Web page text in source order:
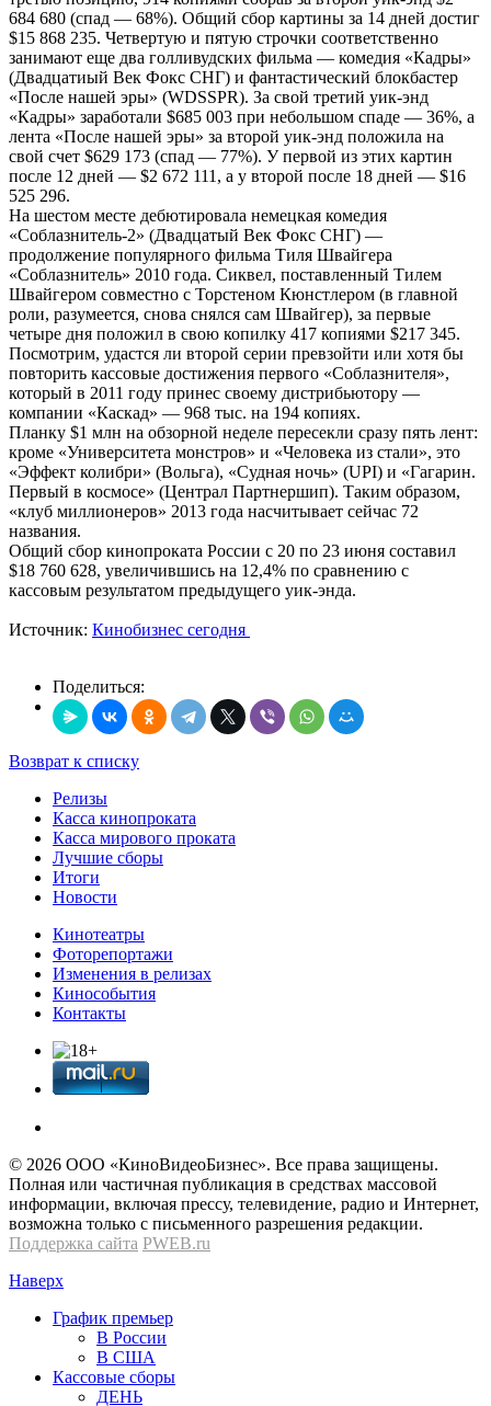
684 680 (спад — 68%). Общий сбор картины за 14 дней достиг
$15 868 235. Четвертую и пятую строчки соответственно
занимают еще два голливудских фильма — комедия «Кадры»
(Двадцатиый Век Фокс СНГ) и фантастический блокбастер
«После нашей эры» (WDSSPR). За свой третий уик-энд
«Кадры» заработали $685 003 при небольшом спаде — 36%, а
лента «После нашей эры» за второй уик-энд положила на
свой счет $629 173 (спад — 77%). У первой из этих картин
после 12 дней — $2 672 111, а у второй после 18 дней — $16
525 296.
На шестом месте дебютировала немецкая комедия
«Соблазнитель-2» (Двадцатый Век Фокс СНГ) —
продолжение популярного фильма Тиля Швайгера
«Соблазнитель» 2010 года. Сиквел, поставленный Тилем
Швайгером совместно с Торстеном Кюнстлером (в главной
роли, разумеется, снова снялся сам Швайгер), за первые
четыре дня положил в свою копилку 417 копиями $217 345.
Посмотрим, удастся ли второй серии превзойти или хотя бы
повторить кассовые достижения первого «Соблазнителя»,
который в 2011 году принес своему дистрибьютору —
компании «Каскад» — 968 тыс. на 194 копиях.
Планку $1 млн на обзорной неделе пересекли сразу пять лент:
кроме «Университета монстров» и «Человека из стали», это
«Эффект колибри» (Вольга), «Судная ночь» (UPI) и «Гагарин.
Первый в космосе» (Централ Партнершип). Таким образом,
«клуб миллионеров» 2013 года насчитывает сейчас 72
названия.
Общий сбор кинопроката России с 20 по 23 июня составил
$18 760 628, увеличившись на 12,4% по сравнению с
кассовым результатом предыдущего уик-энда.
Источник: Кинобизнес сегодня
Поделиться:
Возврат к списку
Релизы
Касса кинопроката
Касса мирового проката
Лучшие сборы
Итоги
Новости
Кинотеатры
Фоторепортажи
Изменения в релизах
Кинособытия
Контакты
© 2026 OOО «КиноВидеоБизнес». Все права защищены.
Полная или частичная публикация в средствах массовой
информации, включая прессу, телевидение, радио и Интернет,
возможна только с письменного разрешения редакции.
Поддержка сайта PWEB.ru
Наверх
График премьер
В России
В США
Кассовые сборы
ДЕНЬ